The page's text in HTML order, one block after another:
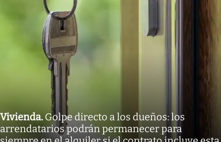
Vivienda. Golpe directo a los dueños: los
arrendatarios podrán permanecer para